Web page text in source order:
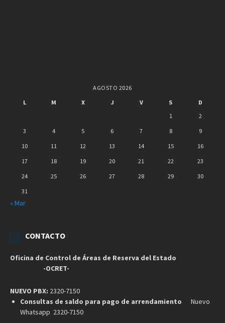
AGOSTO 2026
L
M X J V S
D
1
2
3
4 5 6 7 8
9
10
11 12 13 14 15
16
17
18 19 20 21 22
23
24
25 26 27 28 29
30
31
« Mar
CONTACTO
Oficina de Control de Áreas de Reserva del Estado
-OCRET-
NUEVO PBX: 2320-7150
Consultas de saldo para pago de arrendamiento Nuevo
Whatsapp 2320-7150